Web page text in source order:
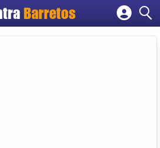
Barretos
Cadastrar empresa